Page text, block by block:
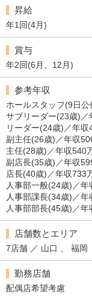
昇給
年1回(4月)
賞与
年2回(6月、12月)
参考年収
ホールスタッフ(9日
サブリーダー(23歳)
リーダー(24歳)／年
副主任(26歳)／年収
主任(28歳)／年収540
副店長(35歳)／年収
店長(40歳)／年収733
人事部一般(24歳)／
人事部課長(34歳)／
人事部部長(45歳)／
店舗数とエリア
7店舗 ／ 山口 、 福岡
勤務店舗
配偶店希望考慮